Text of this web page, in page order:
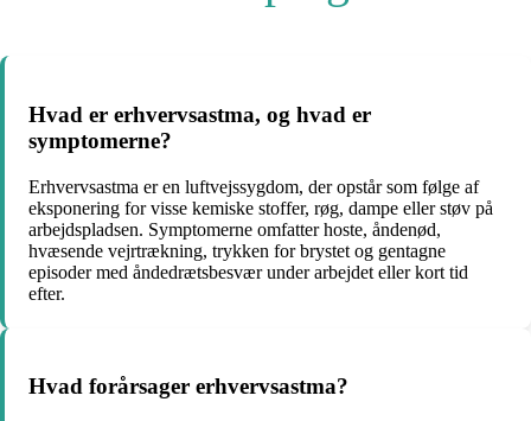
Hvad er erhvervsastma, og hvad er
symptomerne?
Erhvervsastma er en luftvejssygdom, der opstår som følge af
eksponering for visse kemiske stoffer, røg, dampe eller støv på
arbejdspladsen. Symptomerne omfatter hoste, åndenød,
hvæsende vejrtrækning, trykken for brystet og gentagne
episoder med åndedrætsbesvær under arbejdet eller kort tid
efter.
Hvad forårsager erhvervsastma?